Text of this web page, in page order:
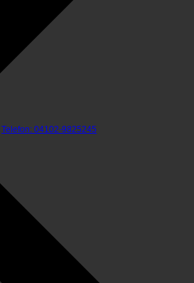
Telefon: 04102-9825245